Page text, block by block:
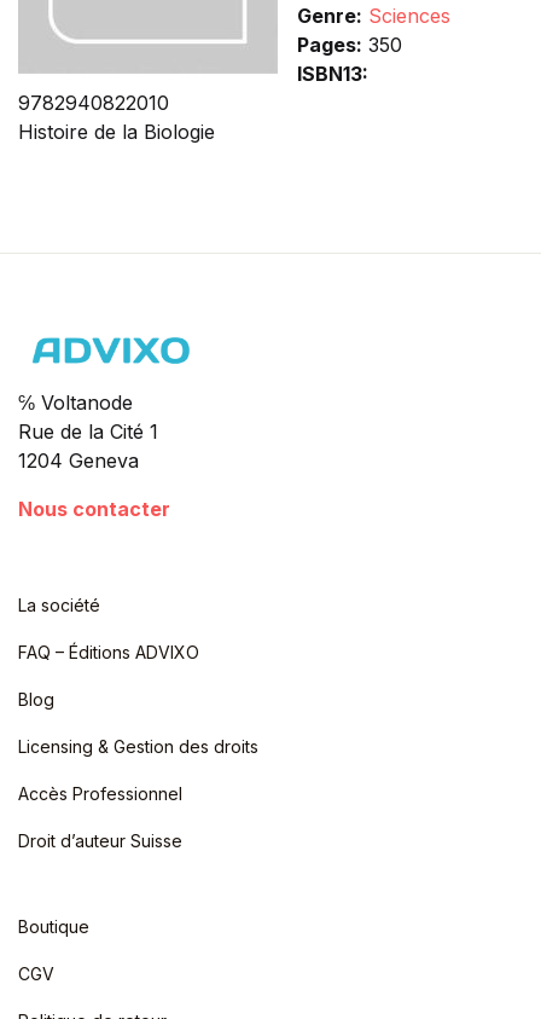
Genre: Sciences
Pages: 350
ISBN13:
9782940822010
Histoire de la Biologie
℅ Voltanode
Rue de la Cité 1
1204 Geneva
Nous contacter
La société
FAQ – Éditions ADVIXO
Blog
Licensing & Gestion des droits
Accès Professionnel
Droit d’auteur Suisse
Boutique
CGV